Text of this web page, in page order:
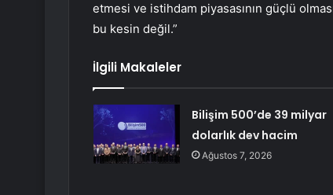
etmesi ve istihdam piyasasının güçlü
bu kesin değil.”
İlgili Makaleler
Bilişim 500’de 39 milyar
dolarlık dev hacim
Ağustos 7, 2026